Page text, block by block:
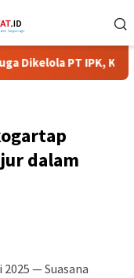
PT IPK,
dalam
2025 — Suasana